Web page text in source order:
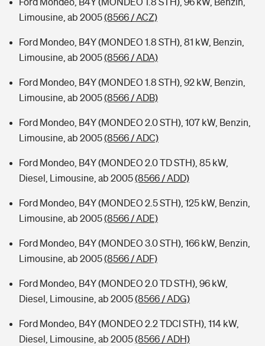
Limousine, ab 2005(8566 / ACZ)
Ford Mondeo, B4Y (MONDEO 1.8 STH), 81 kW, Benzin,
Limousine, ab 2005(8566 / ADA)
Ford Mondeo, B4Y (MONDEO 1.8 STH), 92 kW, Benzin,
Limousine, ab 2005(8566 / ADB)
Ford Mondeo, B4Y (MONDEO 2.0 STH), 107 kW, Benzin,
Limousine, ab 2005(8566 / ADC)
Ford Mondeo, B4Y (MONDEO 2.0 TD STH), 85 kW,
Diesel, Limousine, ab 2005(8566 / ADD)
Ford Mondeo, B4Y (MONDEO 2.5 STH), 125 kW, Benzin,
Limousine, ab 2005(8566 / ADE)
Ford Mondeo, B4Y (MONDEO 3.0 STH), 166 kW, Benzin,
Limousine, ab 2005(8566 / ADF)
Ford Mondeo, B4Y (MONDEO 2.0 TD STH), 96 kW,
Diesel, Limousine, ab 2005(8566 / ADG)
Ford Mondeo, B4Y (MONDEO 2.2 TDCI STH), 114 kW,
Diesel, Limousine, ab 2005(8566 / ADH)